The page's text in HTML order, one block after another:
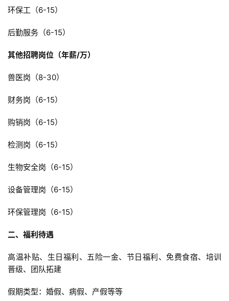
新
分
析
报
告
据
图
表
今
猪
环保工（6-15）
后勤服务（6-15）
其他招聘岗位（年薪/万）
兽医岗（8-30）
财务岗（6-15）
购销岗（6-15）
检测岗（6-15）
生物安全岗（6-15）
设备管理岗（6-15）
环保管理岗（6-15）
二、福利待遇
高温补贴、生日福利、五险一金、节日福利、免费食宿、培训
晋级、团队拓建
假期类型：婚假、病假、产假等等